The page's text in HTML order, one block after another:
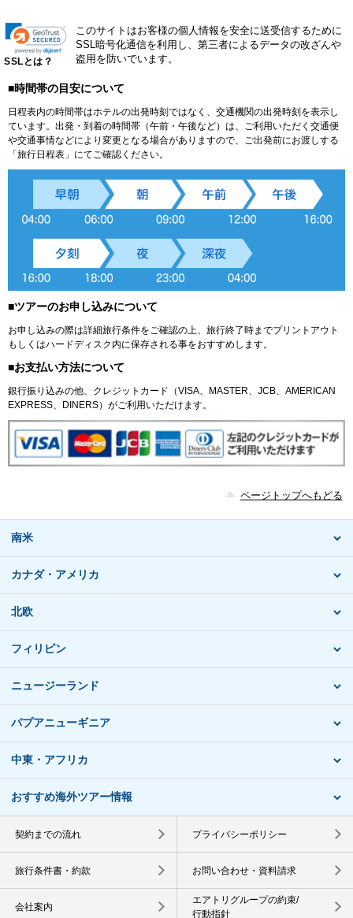
SSLとは？
このサイトはお客様の個人情報を安全に送受信するために
SSL暗号化通信を利用し、第三者によるデータの改ざんや
盗用を防いでいます。
■時間帯の目安について
日程表内の時間帯はホテルの出発時刻ではなく、交通機関の出発時刻を表示し
ています。出発・到着の時間帯（午前・午後など）は、ご利用いただく交通便
や交通事情などにより変更となる場合がありますので、ご出発前にお渡しする
「旅行日程表」にてご確認ください。
■ツアーのお申し込みについて
お申し込みの際は詳細旅行条件をご確認の上、旅行終了時までプリントアウト
もしくはハードディスク内に保存される事をおすすめします。
■お支払い方法について
銀行振り込みの他、クレジットカード（VISA、MASTER、JCB、AMERICAN
EXPRESS、DINERS）がご利用いただけます。
ページトップへもどる
南米
カナダ・アメリカ
北欧
フィリピン
ニュージーランド
パプアニューギニア
中東・アフリカ
おすすめ海外ツアー情報
契約までの流れ プライバシーポリシー
旅行条件書・約款 お問い合わせ・資料請求
会社案内
エアトリグループの約束/
行動指針